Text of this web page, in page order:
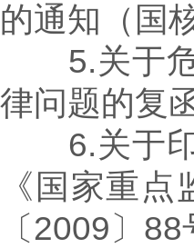
的通知（国
5.关于危
律问题的复
6.关于印
《国家重
〔2009〕